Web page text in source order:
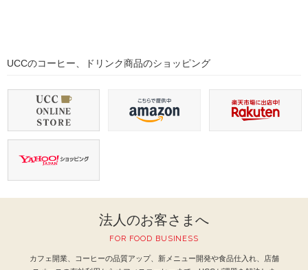
UCCのコーヒー、ドリンク商品のショッピング
法人のお客さまへ
FOR FOOD BUSINESS
カフェ開業、コーヒーの品質アップ、新メニュー開発や食品仕入れ、
店舗